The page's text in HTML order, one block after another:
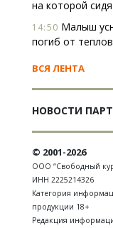
на которой
14:50 Малыш
погиб от
ВСЯ ЛЕНТА
НОВОСТИ
© 2001-2026
ООО “Свободный
ИНН 2225214326
Категория
продукции 18+
Редакция